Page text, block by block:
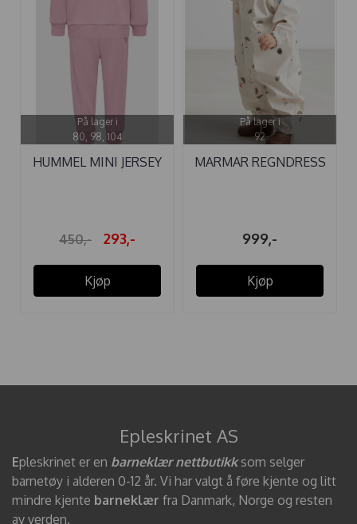
På lager i
80, 98, 104
HUMMEL MINI JERSEY
450,- 293,-
Kjøp
På lager i
92
MARMAR REGNDRESS
999,-
Kjøp
Epleskrinet AS
Epleskrinet er en barneklær nettbutikksom selger
barnetøy i alderen 0-12 år. Vi har valgt å føre kjente og litt
mindre kjente barneklær fra Danmark, Norge og resten
av verden.